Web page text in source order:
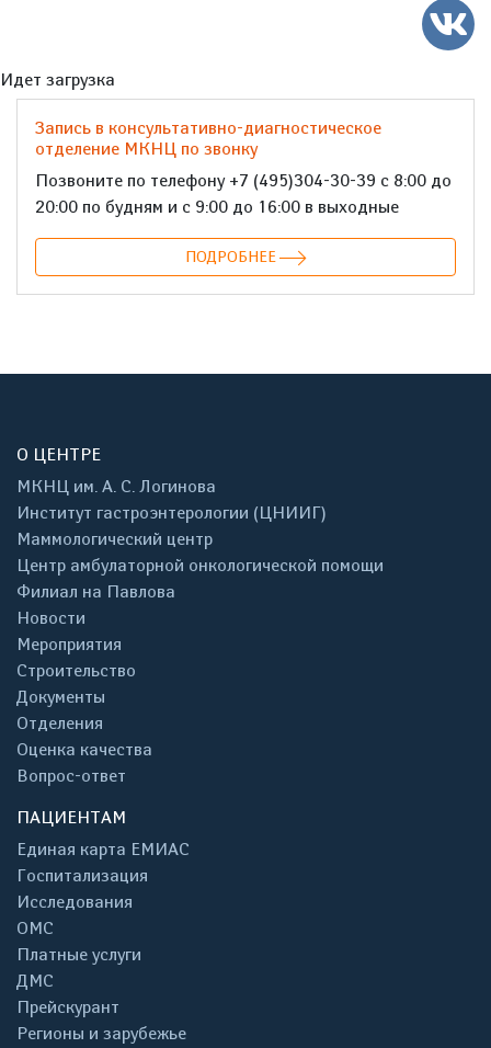
Идет загрузка
Запись в консультативно-диагностическое
отделение МКНЦ по звонку
Позвоните по телефону +7 (495)304-30-39 с 8:00 до
20:00 по будням и с 9:00 до 16:00 в выходные
ПОДРОБНЕЕ
О ЦЕНТРЕ
МКНЦ им. А. С. Логинова
Институт гастроэнтерологии (ЦНИИГ)
Маммологический центр
Центр амбулаторной онкологической помощи
Филиал на Павлова
Новости
Мероприятия
Строительство
Документы
Отделения
Оценка качества
Вопрос-ответ
ПАЦИЕНТАМ
Единая карта ЕМИАС
Госпитализация
Исследования
ОМС
Платные услуги
ДМС
Прейскурант
Регионы и зарубежье